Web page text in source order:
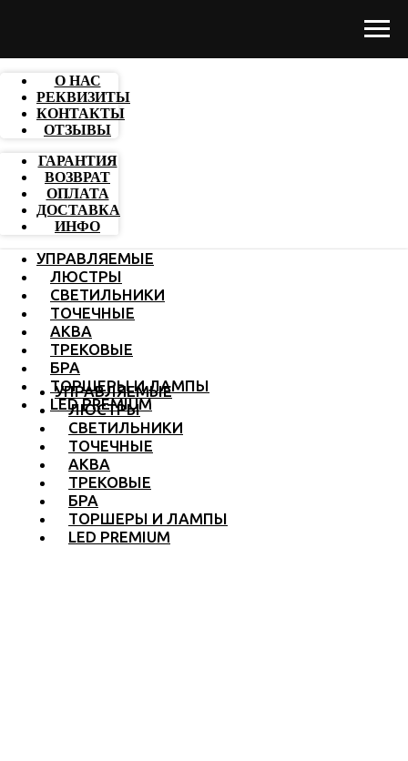
О НАС
РЕКВИЗИТЫ
КОНТАКТЫ
ОТЗЫВЫ
ГАРАНТИЯ
ВОЗВРАТ
ОПЛАТА
ДОСТАВКА
ИНФО
УПРАВЛЯЕМЫЕ
ЛЮСТРЫ
СВЕТИЛЬНИКИ
ТОЧЕЧНЫЕ
АКВА
ТРЕКОВЫЕ
БРА
ТОРШЕРЫ И ЛАМПЫ
LED PREMIUM
УПРАВЛЯЕМЫЕ
ЛЮСТРЫ
СВЕТИЛЬНИКИ
ТОЧЕЧНЫЕ
АКВА
ТРЕКОВЫЕ
БРА
ТОРШЕРЫ И ЛАМПЫ
LED PREMIUM